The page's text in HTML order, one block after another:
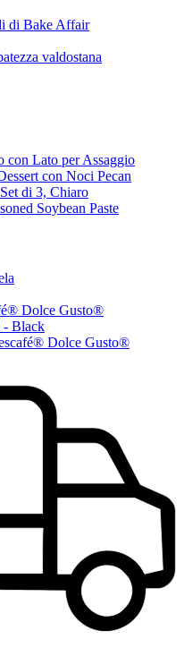
di Bake Affair
valdostana
con Lato per Assaggio
con Noci Pecan
di 3, Chiaro
Soybean Paste
Dolce Gusto®
- Black
Dolce Gusto®